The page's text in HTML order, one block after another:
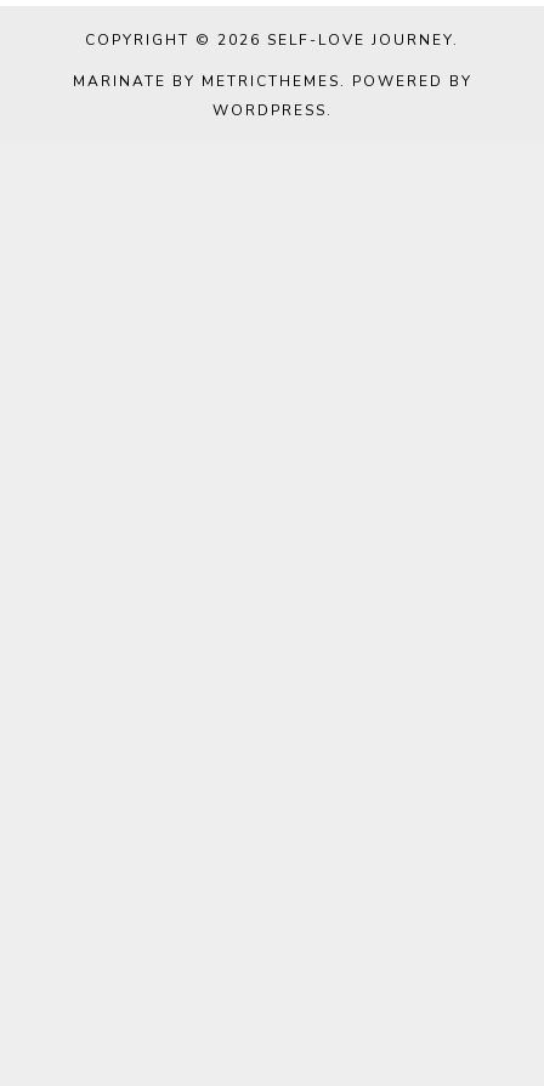
COPYRIGHT © 2026 SELF-LOVE JOURNEY.
MARINATE BY METRICTHEMES. POWERED BY
WORDPRESS.